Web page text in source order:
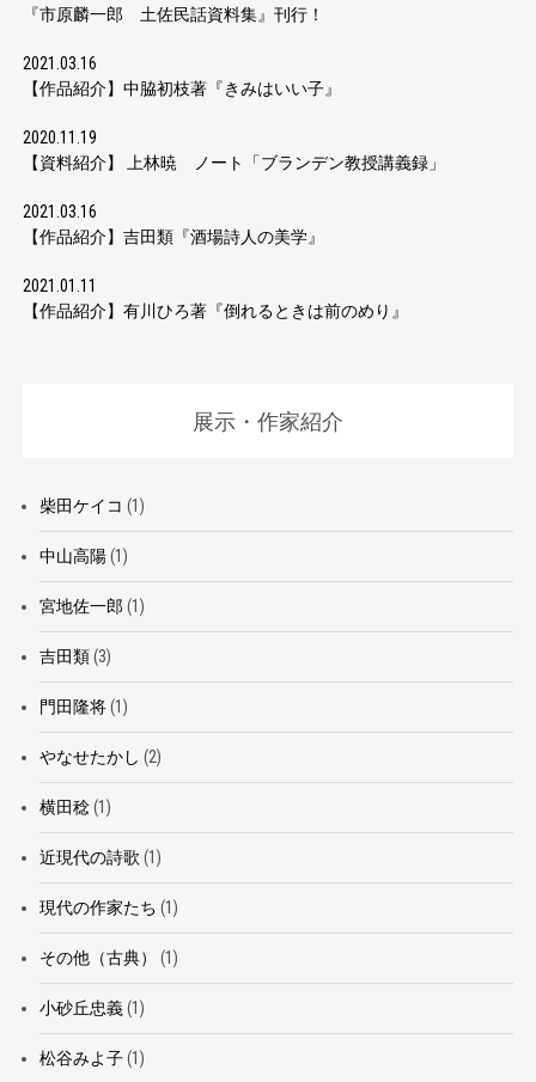
『市原麟一郎 土佐民話資料集』刊行！
2021.03.16
【作品紹介】中脇初枝著『きみはいい子』
2020.11.19
【資料紹介】 上林暁 ノート「ブランデン教授講義録」
2021.03.16
【作品紹介】吉田類『酒場詩人の美学』
2021.01.11
【作品紹介】有川ひろ著『倒れるときは前のめり』
展示・作家紹介
柴田ケイコ (1)
中山高陽(1)
宮地佐一郎 (1)
吉田類(3)
門田隆将(1)
やなせたかし (2)
横田稔(1)
近現代の詩歌 (1)
現代の作家たち (1)
その他（古典） (1)
小砂丘忠義(1)
松谷みよ子(1)